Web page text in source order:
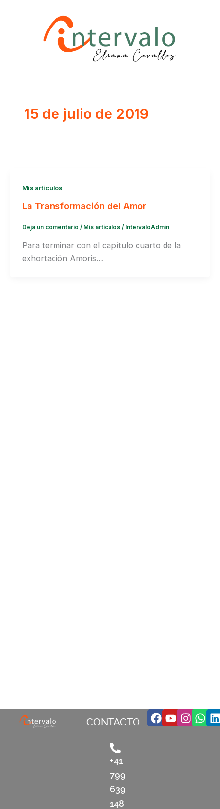
15 de julio de 2019
Mis artículos
La Transformación del Amor
Deja un comentario / Mis artículos/ IntervaloAdmin
Para terminar con el capítulo cuarto de la
exhortación Amoris…
CONTACTO
+41
799
639
148
Facebook
Youtube